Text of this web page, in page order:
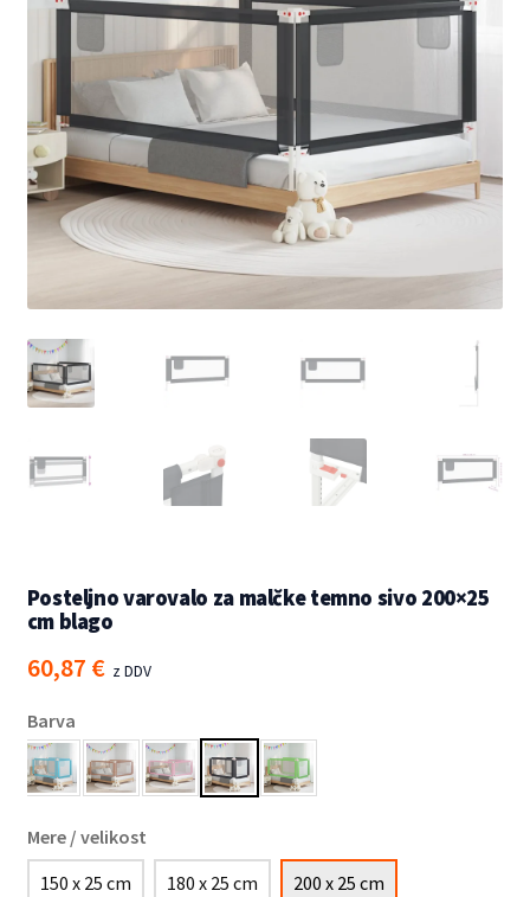
Posteljno varovalo za malčke temno sivo 200×25
cm blago
60,87 € z DDV
Barva
Mere / velikost
150 x 25 cm
180 x 25 cm 200 x 25 cm